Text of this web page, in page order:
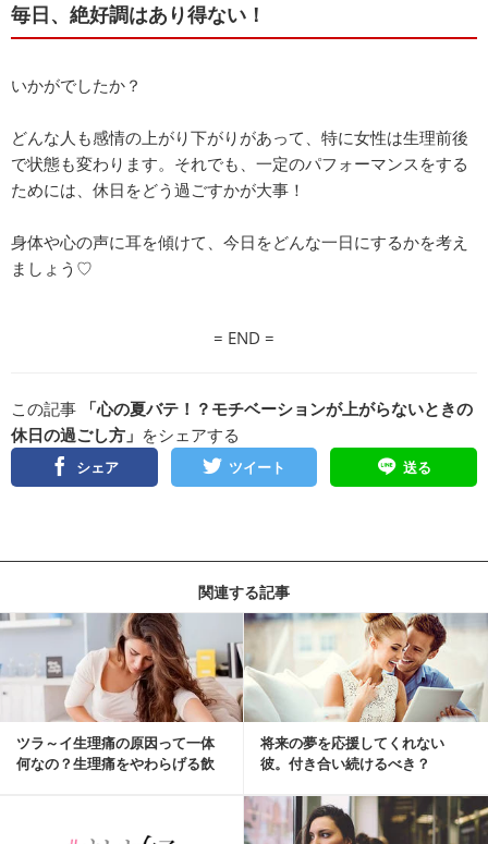
毎日、絶好調はあり得ない！
いかがでしたか？
どんな人も感情の上がり下がりがあって、特に女性は生理前後
で状態も変わります。それでも、一定のパフォーマンスをする
ためには、休日をどう過ごすかが大事！
身体や心の声に耳を傾けて、今日をどんな一日にするかを考え
ましょう♡
= END =
この記事
「心の夏バテ！？モチベーションが上がらないときの
休日の過ごし方」 をシェアする
シェア ツイート 送る
関連する記事
ツラ～イ生理痛の原因って一体
何なの？生理痛をやわらげる飲
将来の夢を応援してくれない
彼。付き合い続けるべき？